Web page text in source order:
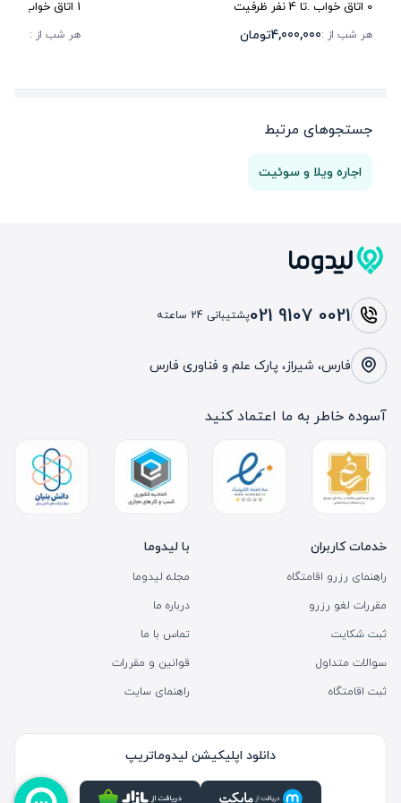
0 اتاق خواب .تا4نفر ظرفیت
هر شب از :4,000,000تومان
1 اتاق خواب .
هر شب از :
جستجوهای مرتبط
اجاره ویلا و سوئیت
خدمات کاربران
راهنمای رزرو اقامتگاه
مقررات لغو رزرو
ثبت شکایت
سوالات متداول
ثبت اقامتگاه
با لیدوما
مجله لیدوما
درباره ما
تماس با ما
قوانین و مقررات
راهنمای سایت
021 9107 0021پشتیبانی 24 ساعته
فارس، شیراز، پارک علم و فناوری فارس
آسوده خاطر به ما اعتماد کنید
دانلود اپلیکیشن لیدوماتریپ